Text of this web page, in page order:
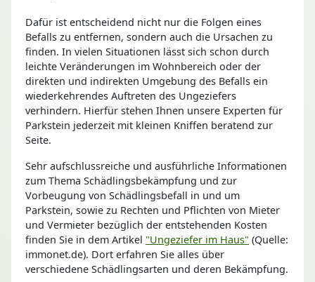
Dafür ist entscheidend nicht nur die Folgen eines
Befalls zu entfernen, sondern auch die Ursachen zu
finden. In vielen Situationen lässt sich schon durch
leichte Veränderungen im Wohnbereich oder der
direkten und indirekten Umgebung des Befalls ein
wiederkehrendes Auftreten des Ungeziefers
verhindern. Hierfür stehen Ihnen unsere Experten für
Parkstein jederzeit mit kleinen Kniffen beratend zur
Seite.
Sehr aufschlussreiche und ausführliche Informationen
zum Thema Schädlingsbekämpfung und zur
Vorbeugung von Schädlingsbefall in und um
Parkstein, sowie zu Rechten und Pflichten von Mieter
und Vermieter bezüglich der entstehenden Kosten
finden Sie in dem Artikel "Ungeziefer im Haus" (Quelle:
immonet.de). Dort erfahren Sie alles über
verschiedene Schädlingsarten und deren Bekämpfung.